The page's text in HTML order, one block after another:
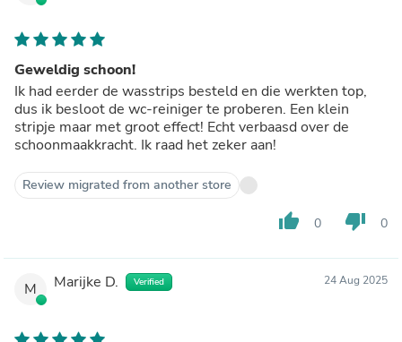
Geweldig schoon!
Ik had eerder de wasstrips besteld en die werkten top,
dus ik besloot de wc-reiniger te proberen. Een klein
stripje maar met groot effect! Echt verbaasd over de
schoonmaakkracht. Ik raad het zeker aan!
Review migrated from another store
thumb_up 0 thumb_down 0
M Marijke D. Verified 24 Aug 2025